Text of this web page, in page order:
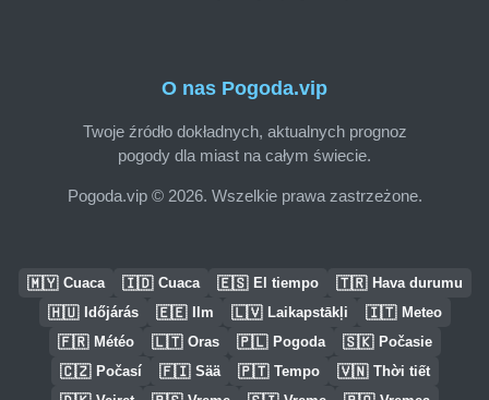
O nas Pogoda.vip
Twoje źródło dokładnych, aktualnych prognoz
pogody dla miast na całym świecie.
Pogoda.vip © 2026. Wszelkie prawa zastrzeżone.
🇲🇾 Cuaca 🇮🇩 Cuaca 🇪🇸 El tiempo 🇹🇷 Hava durumu
🇭🇺 Időjárás 🇪🇪 Ilm 🇱🇻 Laikapstākļi 🇮🇹 Meteo
🇫🇷 Météo 🇱🇹 Oras 🇵🇱 Pogoda 🇸🇰 Počasie
🇨🇿 Počasí 🇫🇮 Sää 🇵🇹 Tempo 🇻🇳 Thời tiết